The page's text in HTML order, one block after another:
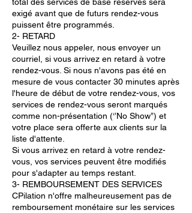
exigé avant que de futurs rendez-vous
puissent être programmés.
2- RETARD
Veuillez nous appeler, nous envoyer un
courriel, si vous arrivez en retard à votre
rendez-vous. Si nous n'avons pas été en
mesure de vous contacter 30 minutes après
l'heure de début de votre rendez-vous, vos
services de rendez-vous seront marqués
comme non-présentation (‘’No Show’’) et
votre place sera offerte aux clients sur la
liste d'attente.
Si vous arrivez en retard à votre rendez-
vous, vos services peuvent être modifiés
pour s'adapter au temps restant.
3- REMBOURSEMENT DES SERVICES
CPilation n'offre malheureusement pas de
remboursement monétaire sur les services